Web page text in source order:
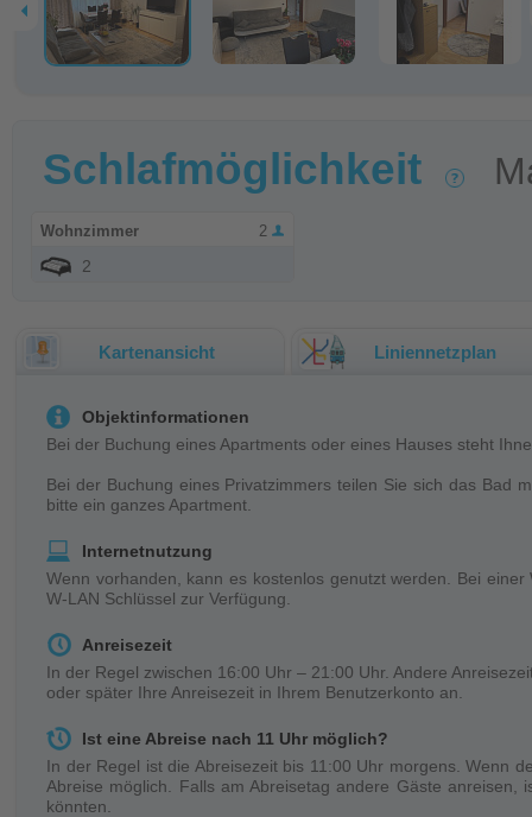
Schlafmöglichkeit
2
Wohnzimmer
2
Kartenansicht Liniennetzplan
Objektinformationen
Bei der Buchung eines Apartments oder eines Hauses steht
Bei der Buchung eines Privatzimmers teilen Sie sich das Bad
bitte ein ganzes Apartment.
Internetnutzung
Wenn vorhanden, kann es kostenlos genutzt werden. Bei
W-LAN Schlüssel zur Verfügung.
Anreisezeit
In der Regel zwischen 16:00 Uhr – 21:00 Uhr. Andere
oder später Ihre Anreisezeit in Ihrem Benutzerkonto an.
Ist eine Abreise nach 11 Uhr möglich?
In der Regel ist die Abreisezeit bis 11:00 Uhr morgens. Wenn
Abreise möglich. Falls am Abreisetag andere Gäste
könnten.